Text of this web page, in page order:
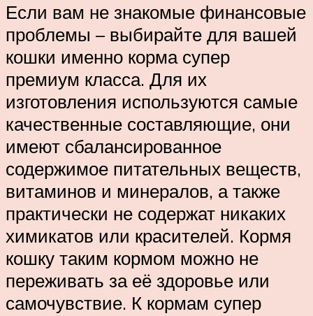
Если вам не знакомые финансовые
проблемы – выбирайте для вашей
кошки именно корма супер
премиум класса. Для их
изготовления используются самые
качественные составляющие, они
имеют сбалансированное
содержимое питательных веществ,
витаминов и минералов, а также
практически не содержат никаких
химикатов или красителей. Кормя
кошку таким кормом можно не
переживать за её здоровье или
самочувствие. К кормам супер